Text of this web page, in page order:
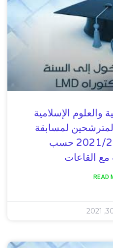
والعلوم الإسلامية
لمسابقة
الدكتوراه 2021/2020 حسب
القاعات
READ